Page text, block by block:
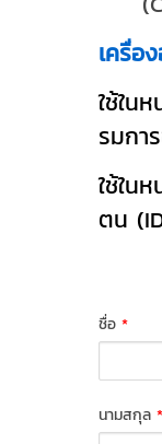
เครื่อ
ใช้ใน
รมกา
ใช้ใน
ตน
ชื่อ *
นามสกุล *